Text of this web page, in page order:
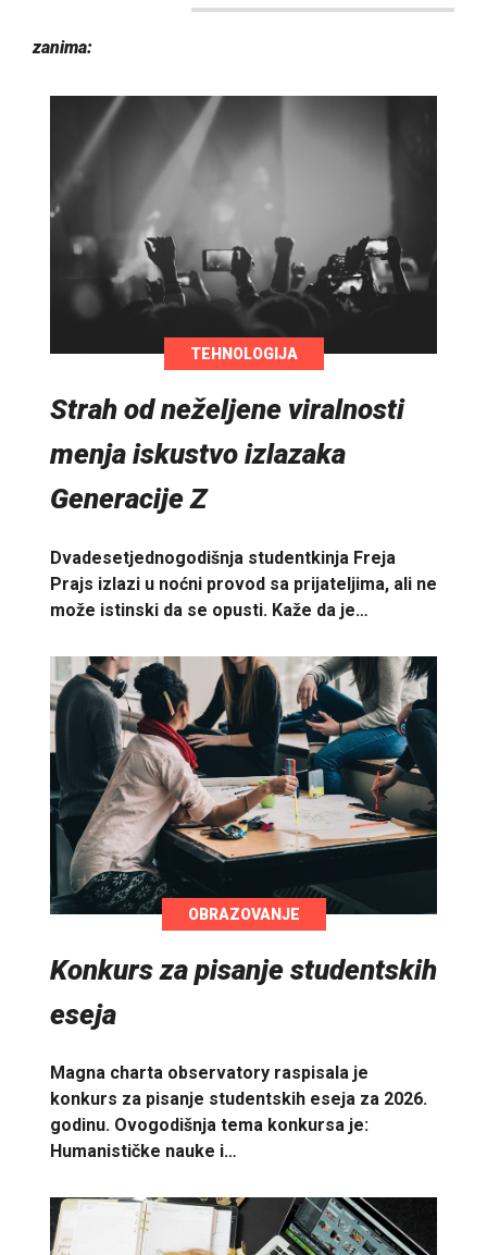
zanima:
TEHNOLOGIJA
Strah od neželjene viralnosti
menja iskustvo izlazaka
Generacije Z
Dvadesetjednogodišnja studentkinja Freja
Prajs izlazi u noćni provod sa prijateljima, ali ne
može istinski da se opusti. Kaže da je…
OBRAZOVANJE
Konkurs za pisanje studentskih
eseja
Magna charta observatory raspisala je
konkurs za pisanje studentskih eseja za 2026.
godinu. Ovogodišnja tema konkursa je:
Humanističke nauke i…